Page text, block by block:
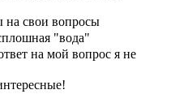
на свои вопросы
"вода"
на мой вопрос я не